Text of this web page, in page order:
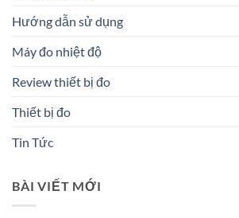
Hướng dẫn sử dụng
Máy đo nhiệt độ
Review thiết bị đo
Thiết bị đo
Tin Tức
BÀI VIẾT MỚI